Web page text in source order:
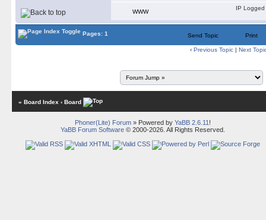
WWW
IP Logged
Pages: 1 Send Topic Print
‹ Previous Topic | Next
« Board Index ‹ Board
Phoner(Lite) Forum» Powered by YaBB 2.6.11 !
YaBB Forum Software© 2000-2026. All Rights Reserved.